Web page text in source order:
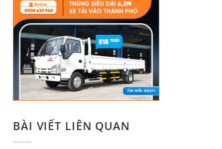
BÀI VIẾT LIÊN QUAN